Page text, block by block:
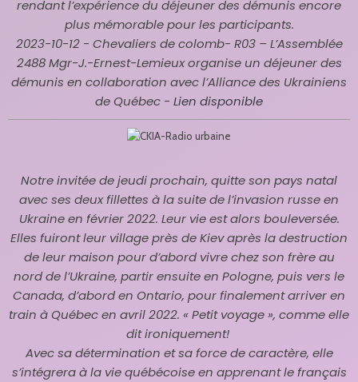
rendant l’expérience du déjeuner des démunis encore
plus mémorable pour les participants.
2023-10-12 - Chevaliers de colomb- R03 – L’Assemblée
2488 Mgr-J.-Ernest-Lemieux organise un déjeuner des
démunis en collaboration avec l’Alliance des Ukrainiens
de Québec - Lien disponible
Notre invitée de jeudi prochain, quitte son pays natal
avec ses deux fillettes à la suite de l’invasion russe en
Ukraine en février 2022. Leur vie est alors bouleversée.
Elles fuiront leur village près de Kiev après la destruction
de leur maison pour d’abord vivre chez son frère au
nord de l’Ukraine, partir ensuite en Pologne, puis vers le
Canada, d’abord en Ontario, pour finalement arriver en
train à Québec en avril 2022. « Petit voyage », comme elle
dit ironiquement!
Avec sa détermination et sa force de caractère, elle
s’intégrera à la vie québécoise en apprenant le français